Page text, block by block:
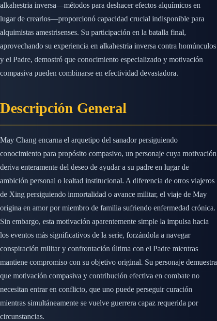
alkahestria inversa—métodos para deshacer efectos alquímicos en
lugar de crearlos—proporcionó capacidad crucial indisponible para
alquimistas amestrisenses. Su participación en la batalla final,
aprovechando su experiencia en alkahestria inversa contra homúnculos
y el Padre, demostró que conocimiento especializado y motivación
compasiva pueden combinarse en efectividad devastadora.
Descripción General
May Chang encarna el arquetipo del sanador persiguiendo
conocimiento para propósito compasivo, un personaje cuya motivación
deriva enteramente del deseo de ayudar a su padre en lugar de
ambición personal o lealtad institucional. A diferencia de otros viajeros
de Xing persiguiendo inmortalidad o avance militar, el viaje de May
origina en amor por miembro de familia sufriendo enfermedad crónica.
Sin embargo, esta motivación aparentemente simple la impulsa hacia
los eventos más significativos de la serie, forzándola a navegar
conspiración militar y confrontación última con el Padre mientras
mantiene compromiso con su objetivo original. Su personaje demuestra
que motivación compasiva y contribución efectiva en combate no
necesitan entrar en conflicto, que uno puede perseguir curación
mientras simultáneamente se vuelve guerrera capaz requerida por
circunstancias.